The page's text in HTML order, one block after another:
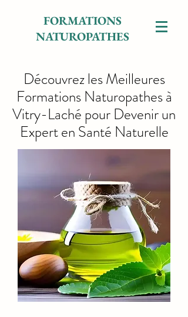
FORMATIONS
NATUROPATHES
Découvrez les Meilleures
Formations Naturopathes à
Vitry-Laché pour Devenir un
Expert en Santé Naturelle